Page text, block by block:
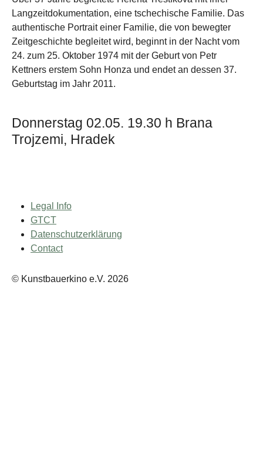
Langzeitdokumentation, eine tschechische Familie. Das
authentische Portrait einer Familie, die von bewegter
Zeitgeschichte begleitet wird, beginnt in der Nacht vom
24. zum 25. Oktober 1974 mit der Geburt von Petr
Kettners erstem Sohn Honza und endet an dessen 37.
Geburtstag im Jahr 2011.
Donnerstag 02.05. 19.30 h Brana
Trojzemi, Hradek
Legal Info
GTCT
Datenschutzerklärung
Contact
© Kunstbauerkino e.V. 2026